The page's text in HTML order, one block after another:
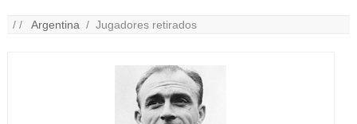
/ /Argentina / Jugadores retirados